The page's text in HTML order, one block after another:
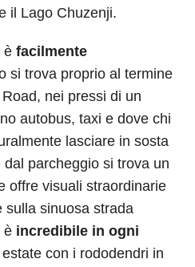
il Lago Chuzenji.
è facilmente
si trova proprio al termine
nei pressi di un
autobus, taxi e dove chi
lasciare in sosta
parcheggio si trova un
offre visuali straordinarie
sulla sinuosa strada
è incredibile in ogni
estate con i rododendri in